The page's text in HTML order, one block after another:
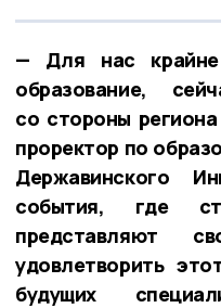
— Для нас крайне
образование,
со стороны
проректор по
Державинского
события, где
представляют
удовлетворить
будущих